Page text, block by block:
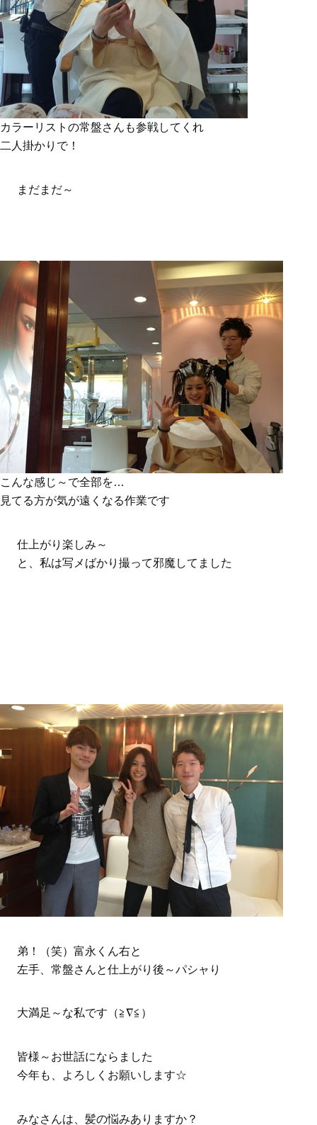
カラーリストの常盤さんも参戦してくれ
二人掛かりで！
まだまだ～
こんな感じ～で全部を…
見てる方が気が遠くなる作業です
仕上がり楽しみ～
と、私は写メばかり撮って邪魔してました
弟！（笑）富永くん右と
左手、常盤さんと仕上がり後～パシャり
大満足～な私です（≧∇≦）
皆様～お世話にならました
今年も、よろしくお願いします☆
みなさんは、髪の悩みありますか？